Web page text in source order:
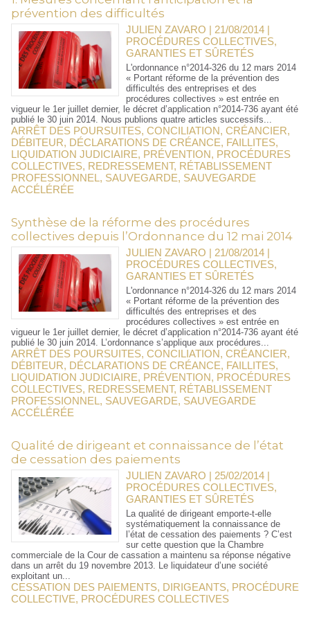
prévention des difficultés
JULIEN ZAVARO | 21/08/2014 |
PROCÉDURES COLLECTIVES,
GARANTIES ET SÛRETÉS
L'ordonnance n°2014-326 du 12 mars 2014
« Portant réforme de la prévention des
difficultés des entreprises et des
procédures collectives » est entrée en
vigueur le 1er juillet dernier, le décret d’application n°2014-736 ayant été
publié le 30 juin 2014. Nous publions quatre articles successifs...
ARRÊT DES POURSUITES, CONCILIATION, CRÉANCIER,
DÉBITEUR, DÉCLARATIONS DE CRÉANCE, FAILLITES,
LIQUIDATION JUDICIAIRE, PRÉVENTION, PROCÉDURES
COLLECTIVES, REDRESSEMENT, RÉTABLISSEMENT
PROFESSIONNEL , SAUVEGARDE, SAUVEGARDE
ACCÉLÉRÉE
Synthèse de la réforme des procédures
collectives depuis l’Ordonnance du 12 mai 2014
JULIEN ZAVARO | 21/08/2014 |
PROCÉDURES COLLECTIVES,
GARANTIES ET SÛRETÉS
L'ordonnance n°2014-326 du 12 mars 2014
« Portant réforme de la prévention des
difficultés des entreprises et des
procédures collectives » est entrée en
vigueur le 1er juillet dernier, le décret d’application n°2014-736 ayant été
publié le 30 juin 2014. L’ordonnance s’applique aux procédures...
ARRÊT DES POURSUITES, CONCILIATION, CRÉANCIER,
DÉBITEUR, DÉCLARATIONS DE CRÉANCE, FAILLITES,
LIQUIDATION JUDICIAIRE, PRÉVENTION, PROCÉDURES
COLLECTIVES, REDRESSEMENT, RÉTABLISSEMENT
PROFESSIONNEL , SAUVEGARDE, SAUVEGARDE
ACCÉLÉRÉE
Qualité de dirigeant et connaissance de l’état
de cessation des paiements
JULIEN ZAVARO | 25/02/2014 |
PROCÉDURES COLLECTIVES,
GARANTIES ET SÛRETÉS
La qualité de dirigeant emporte-t-elle
systématiquement la connaissance de
l’état de cessation des paiements ? C’est
sur cette question que la Chambre
commerciale de la Cour de cassation a maintenu sa réponse négative
dans un arrêt du 19 novembre 2013. Le liquidateur d’une société
exploitant un...
CESSATION DES PAIEMENTS, DIRIGEANTS, PROCÉDURE
COLLECTIVE, PROCÉDURES COLLECTIVES